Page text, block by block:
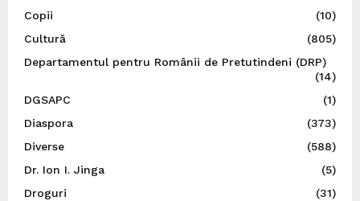
Copii
(10)
Cultură
(805)
Departamentul pentru Românii de Pretutindeni (DRP)
(14)
DGSAPC
(1)
Diaspora
(373)
Diverse
(588)
Dr. Ion I. Jinga
(5)
Droguri
(31)